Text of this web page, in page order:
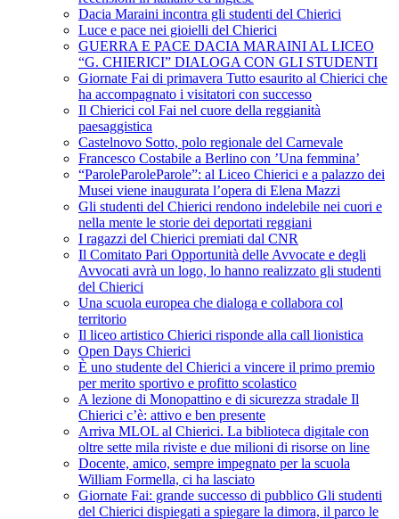
Dacia Maraini incontra gli studenti del Chierici
Luce e pace nei gioielli del Chierici
GUERRA E PACE DACIA MARAINI AL LICEO
“G. CHIERICI” DIALOGA CON GLI STUDENTI
Giornate Fai di primavera Tutto esaurito al Chierici che
ha accompagnato i visitatori con successo
Il Chierici col Fai nel cuore della reggianità
paesaggistica
Castelnovo Sotto, polo regionale del Carnevale
Francesco Costabile a Berlino con ’Una femmina’
“ParoleParoleParole”: al Liceo Chierici e a palazzo dei
Musei viene inaugurata l’opera di Elena Mazzi
Gli studenti del Chierici rendono indelebile nei cuori e
nella mente le storie dei deportati reggiani
I ragazzi del Chierici premiati dal CNR
Il Comitato Pari Opportunità delle Avvocate e degli
Avvocati avrà un logo, lo hanno realizzato gli studenti
del Chierici
Una scuola europea che dialoga e collabora col
territorio
Il liceo artistico Chierici risponde alla call lionistica
Open Days Chierici
È uno studente del Chierici a vincere il primo premio
per merito sportivo e profitto scolastico
A lezione di Monopattino e di sicurezza stradale Il
Chierici c’è: attivo e ben presente
Arriva MLOL al Chierici. La biblioteca digitale con
oltre sette mila riviste e due milioni di risorse on line
Docente, amico, sempre impegnato per la scuola
William Formella, ci ha lasciato
Giornate Fai: grande successo di pubblico Gli studenti
del Chierici dispiegati a spiegare la dimora, il parco le